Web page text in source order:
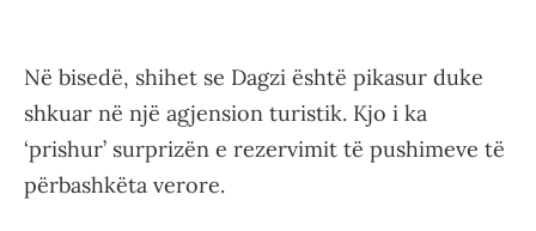
Në bisedë, shihet se Dagzi është pikasur duke
shkuar në një agjension turistik. Kjo i ka
‘prishur’ surprizën e rezervimit të pushimeve të
përbashkëta verore.